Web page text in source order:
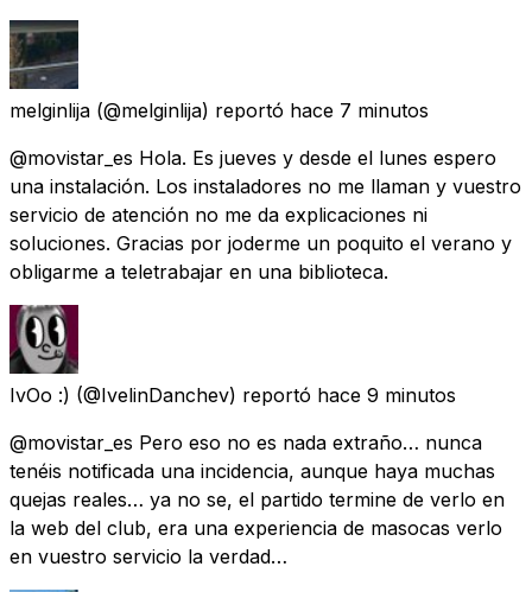
melginlija (@melginlija) reportó hace 7 minutos
@movistar_es Hola. Es jueves y desde el lunes espero
una instalación. Los instaladores no me llaman y vuestro
servicio de atención no me da explicaciones ni
soluciones. Gracias por joderme un poquito el verano y
obligarme a teletrabajar en una biblioteca.
IvOo :) (@IvelinDanchev) reportó hace 9 minutos
@movistar_es Pero eso no es nada extraño… nunca
tenéis notificada una incidencia, aunque haya muchas
quejas reales… ya no se, el partido termine de verlo en
la web del club, era una experiencia de masocas verlo
en vuestro servicio la verdad…